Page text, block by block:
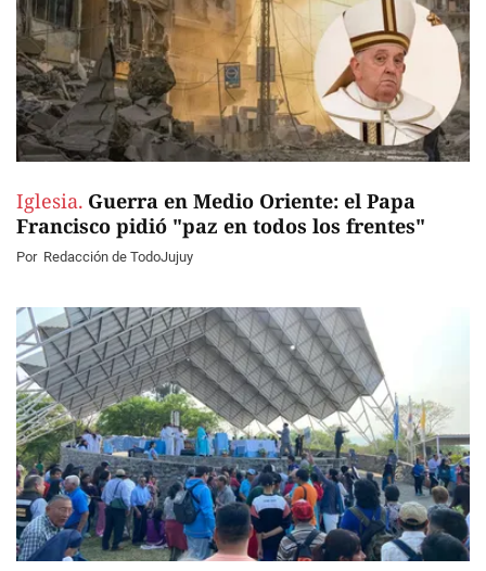
Iglesia. Guerra en Medio Oriente: el Papa
Francisco pidió "paz en todos los frentes"
Por Redacción de TodoJujuy